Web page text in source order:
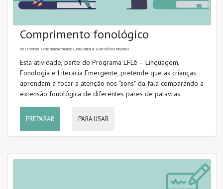
Comprimento fonológico
Desenvolver a consciência fonológica, em particular a consciência fonémica
Esta atividade, parte do Programa LFLê – Linguagem,
Fonologia e Literacia Emergente, pretende que as crianças
aprendam a focar a atenção nos “sons” da fala comparando a
extensão fonológica de diferentes pares de palavras.
PREPARAR PARA USAR